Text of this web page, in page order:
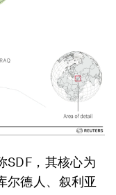
SDF，其核心为
尔德人、叙利亚